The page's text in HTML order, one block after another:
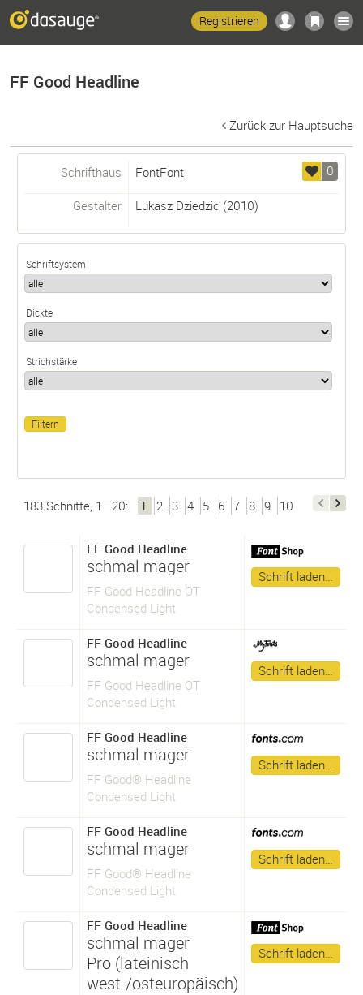
Registrieren
FF Good Headline
Zurück zur Hauptsuche
0
Schrifthaus FontFont
Gestalter Lukasz Dziedzic (2010)
Schriftsystem
Dickte
Strichstärke
183 Schnitte, 1—20: 1 2 3 4 5 6 7 8 9 10
FF Good Headline
schmal mager
FF Good Headline OT
Condensed Light
Schrift laden…
FF Good Headline
schmal mager
FF Good Headline OT
Condensed Light
Schrift laden…
FF Good Headline
schmal mager
FF Good® Headline
Condensed Light
Schrift laden…
FF Good Headline
schmal mager
FF Good® Headline
Condensed Light
Schrift laden…
FF Good Headline
schmal mager
Pro (lateinisch
west-/osteuropäisch)
Schrift laden…